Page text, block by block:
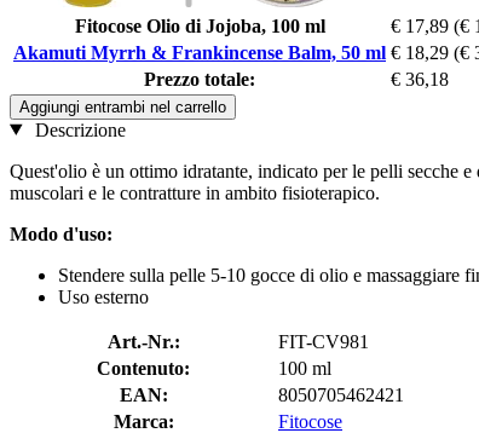
Fitocose Olio di Jojoba, 100 ml € 17,89 (€
Akamuti Myrrh & Frankincense Balm, 50 ml € 18,29 (€
Prezzo totale:
€ 36,18
Aggiungi entrambi nel carrello
Descrizione
Quest'olio è un ottimo idratante, indicato per le pelli secche
muscolari e le contratture in ambito fisioterapico.
Modo d'uso:
Stendere sulla pelle 5-10 gocce di olio e massaggiare
Uso esterno
Art.-Nr.:
FIT-CV981
Contenuto:
100 ml
EAN:
8050705462421
Marca:
Fitocose